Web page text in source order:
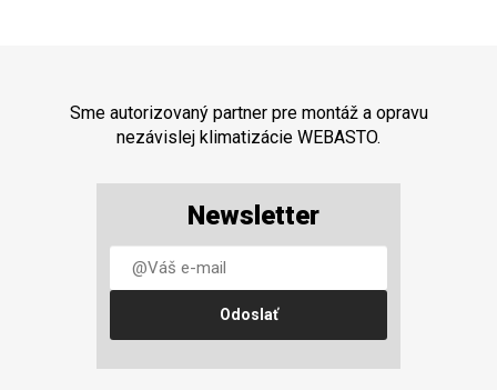
Sme autorizovaný partner pre montáž a opravu
nezávislej klimatizácie WEBASTO.
Newsletter